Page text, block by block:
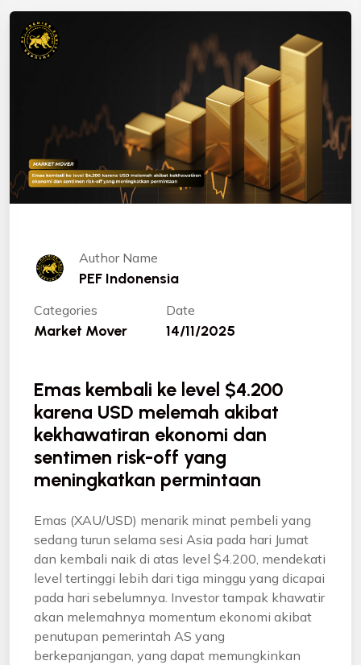
Author Name
PEF Indonensia
Categories
Market Mover
Date
14/11/2025
Emas kembali ke level $4.200
karena USD melemah akibat
kekhawatiran ekonomi dan
sentimen risk-off yang
meningkatkan permintaan
Emas (XAU/USD) menarik minat pembeli yang
sedang turun selama sesi Asia pada hari Jumat
dan kembali naik di atas level $4.200, mendekati
level tertinggi lebih dari tiga minggu yang dicapai
pada hari sebelumnya. Investor tampak khawatir
akan melemahnya momentum ekonomi akibat
penutupan pemerintah AS yang
berkepanjangan, yang dapat memungkinkan